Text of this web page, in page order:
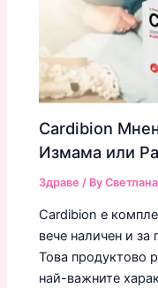
Cardibion
Измама или
Здраве / By
Cardibion е
вече наличен и за
Това продуктово
най-важните